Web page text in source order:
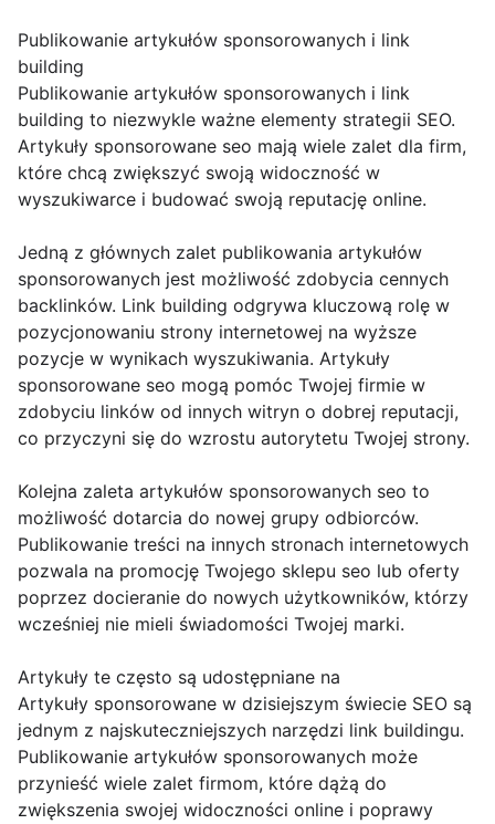
Publikowanie artykułów sponsorowanych i link
building
Publikowanie artykułów sponsorowanych i link
building to niezwykle ważne elementy strategii SEO.
Artykuły sponsorowane seo mają wiele zalet dla firm,
które chcą zwiększyć swoją widoczność w
wyszukiwarce i budować swoją reputację online.
Jedną z głównych zalet publikowania artykułów
sponsorowanych jest możliwość zdobycia cennych
backlinków. Link building odgrywa kluczową rolę w
pozycjonowaniu strony internetowej na wyższe
pozycje w wynikach wyszukiwania. Artykuły
sponsorowane seo mogą pomóc Twojej firmie w
zdobyciu linków od innych witryn o dobrej reputacji,
co przyczyni się do wzrostu autorytetu Twojej strony.
Kolejna zaleta artykułów sponsorowanych seo to
możliwość dotarcia do nowej grupy odbiorców.
Publikowanie treści na innych stronach internetowych
pozwala na promocję Twojego sklepu seo lub oferty
poprzez docieranie do nowych użytkowników, którzy
wcześniej nie mieli świadomości Twojej marki.
Artykuły te często są udostępniane na
Artykuły sponsorowane w dzisiejszym świecie SEO są
jednym z najskuteczniejszych narzędzi link buildingu.
Publikowanie artykułów sponsorowanych może
przynieść wiele zalet firmom, które dążą do
zwiększenia swojej widoczności online i poprawy